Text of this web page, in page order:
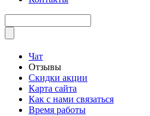
Чат
Отзывы
Скидки акции
Карта сайта
Как с нами связаться
Время работы